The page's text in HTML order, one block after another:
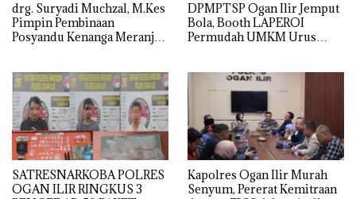
drg. Suryadi Muchzal, M.Kes
Pimpin Pembinaan
Posyandu Kenanga Meranjat
Provinsi
DPMPTSP Ogan Ilir Jemput
Bola, Booth LAPEROI
Permudah UMKM Urus
SATRESNARKOBA POLRES
OGAN ILIR RINGKUS 3
Kapolres Ogan Ilir Murah
Senyum, Pererat Kemitraan